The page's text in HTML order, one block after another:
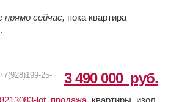
сейчас, пока квартира
3 490 000 руб.
25-
lot, продажа, квартиры, изол.